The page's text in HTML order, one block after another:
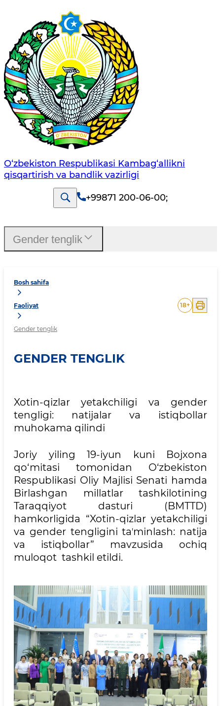
O‘zbekiston Respublikasi Kambag‘allikni
qisqartirish va bandlik vazirligi
+99871 200-06-00;
Bosh sahifa
Faoliyat
Gender tenglik
18+
GENDER TENGLIK
Xotin-qizlar yetakchiligi va gender
tengligi: natijalar va istiqbollar
muhokama qilindi
Joriy yiling 19-iyun kuni Bojxona
qo‘mitasi tomonidan O‘zbekiston
Respublikasi Oliy Majlisi Senati hamda
Birlashgan millatlar tashkilotining
Taraqqiyot dasturi (BMTTD)
hamkorligida “Xotin-qizlar yetakchiligi
va gender tengligini taʼminlash: natija
va istiqbollar” mavzusida ochiq
muloqot tashkil etildi.
Gender tenglik